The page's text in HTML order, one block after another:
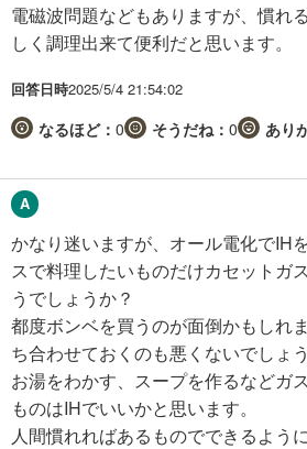
電磁波問題などもありますが、慣れ
しく調理出来て便利だと思います。
回答日時2025/5/4 21:54:02
なるほど： 0 そうだね： 0 あり
かなり迷いますが、オール電化でIH
スで料理したいものだけカセットガ
うでしょうか？
都度ボンベを買うのが面倒かもしれ
ち合わせておくのも悪くないでしょう
お湯をわかす、スープを作るなどガ
ものはIHでいいかと思います。
人間慣れればあるものでできるよう